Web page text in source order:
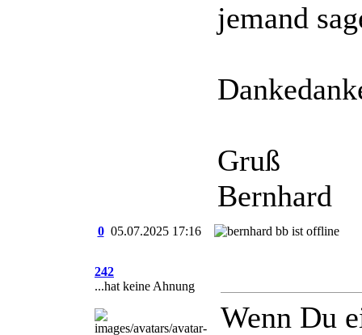
jemand
Gruß
Bernhard
0 05.07.2025 17:16
242
...hat keine Ahnung
Wenn Du